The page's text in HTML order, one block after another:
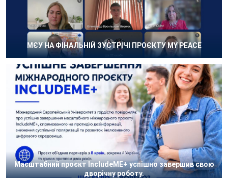
МЄУ НА ФІНАЛЬНІЙ ЗУСТРІЧІ ПРОЄКТУ MY PEACE
Масштабний проєкт IncludeME+ успішно завершив свою
дворічну роботу.